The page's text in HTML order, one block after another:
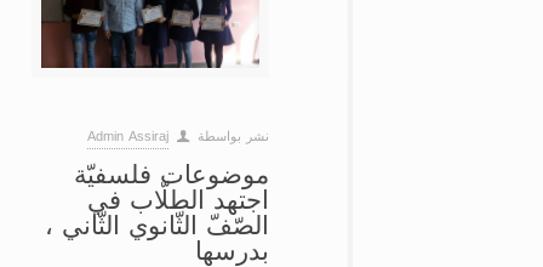
نشر بواسطة Admin Assiraj
موضوعات فلسفيّة
اجتهد الطلّاب في
الصّفّ الثّانوي الثّاني ،
بدرسها